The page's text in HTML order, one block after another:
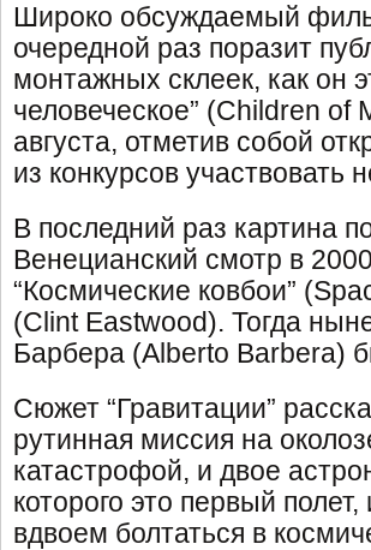
Широко обсуждаемый
очередной раз поразит
монтажных склеек, как он
человеческое” (Children of
августа, отметив собой
из конкурсов участвовать
В последний раз картина
Венецианский смотр в
“Космические ковбои”
(Clint Eastwood). Тогда
Барбера (Alberto Barbera)
Сюжет “Гравитации”
рутинная миссия на
катастрофой, и двое
которого это первый
вдвоем болтаться в